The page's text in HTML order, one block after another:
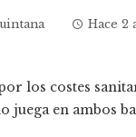
Hace 2